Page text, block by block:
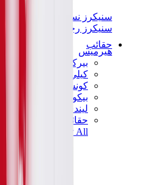
سنيكرز نسائية
سنيكرز رجالية
حقائب
هيرميس
بيركين
كيلي
كونستانس
بيكوتان
ليندي
حقائب هيرميس للرجال
View All